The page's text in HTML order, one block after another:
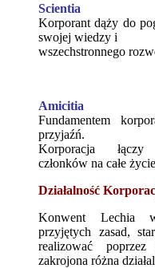
Scientia
Korporant dąży do
swojej wiedzy i
wszechstronnego
Amicitia
Fundamentem
przyjaźń.
Korporacja
członków na całe
Działalność
Konwent Lechia
przyjętych zasad,
realizować poprzez
zakrojona różna